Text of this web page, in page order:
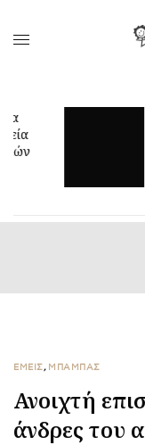
ΕΜΕΙΣ, ΜΠΑΜΠΑΣ
Ανοιχτή
άνδρες του